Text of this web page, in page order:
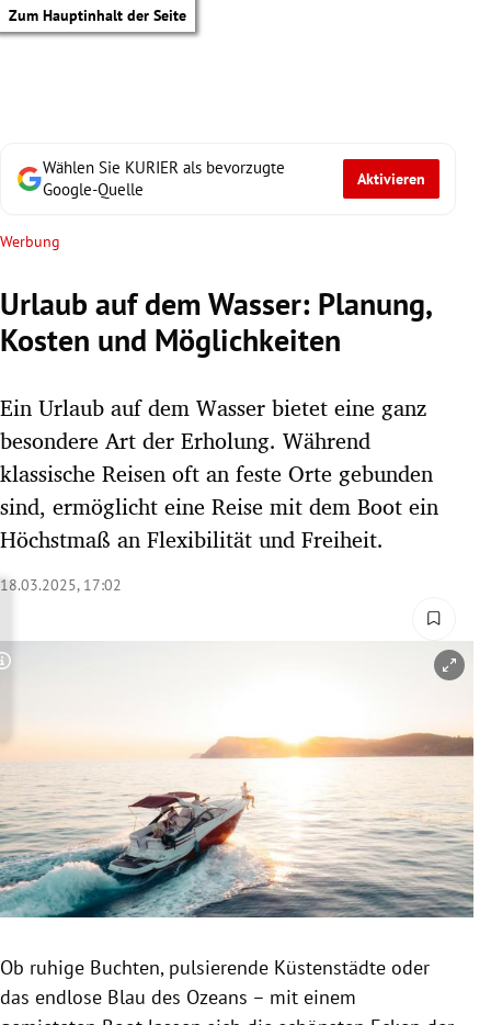
Zum Hauptinhalt der Seite
Untermenü
Untermenü
Untermenü
Untermenü
Untermenü
Untermenü
Wählen Sie KURIER als bevorzugte
Google-Quelle
Aktivieren
Werbung
Urlaub auf dem Wasser: Planung,
Kosten und Möglichkeiten
Ein Urlaub auf dem Wasser bietet eine ganz
besondere Art der Erholung. Während
klassische Reisen oft an feste Orte gebunden
sind, ermöglicht eine Reise mit dem Boot ein
Höchstmaß an Flexibilität und Freiheit.
18.03.2025, 17:02
Copyright-Hinweis öffnen/schließen
Ob ruhige Buchten, pulsierende Küstenstädte oder
das endlose Blau des Ozeans – mit einem